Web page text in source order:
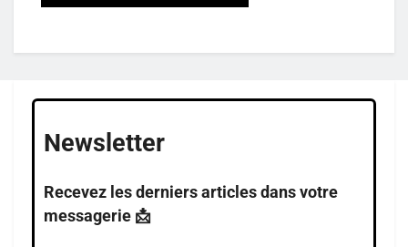
Newsletter
Recevez les derniers articles dans votre
messagerie 📩